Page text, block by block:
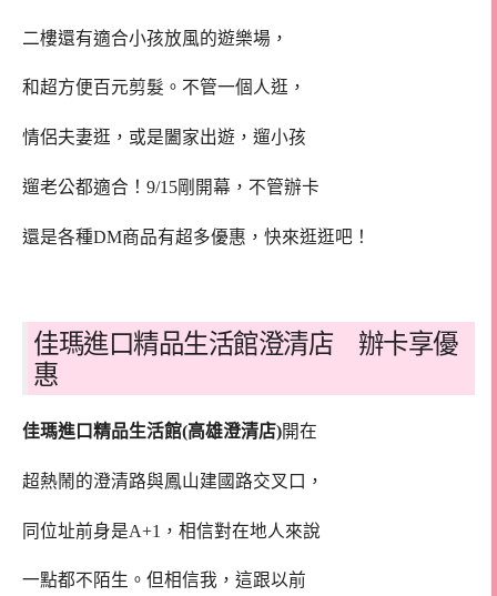
二樓還有適合小孩放風的遊樂場，
和超方便百元剪髮。不管一個人逛，
情侶夫妻逛，或是闔家出遊，遛小孩
遛老公都適合！9/15剛開幕，不管辦卡
還是各種DM商品有超多優惠，快來逛逛吧！
佳瑪進口精品生活館澄清店 辦卡享優
惠
佳瑪進口精品生活館(高雄澄清店)開在
超熱鬧的澄清路與鳳山建國路交叉口，
同位址前身是A+1，相信對在地人來說
一點都不陌生。但相信我，這跟以前